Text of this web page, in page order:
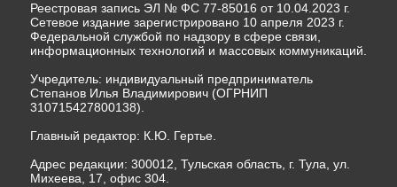
Реестровая запись ЭЛ № ФС 77-85016 от 10.04.2023 г.
Сетевое издание зарегистрировано 10 апреля 2023 г.
Федеральной службой по надзору в сфере связи,
информационных технологий и массовых коммуникаций.
Учредитель: индивидуальный предприниматель
Степанов Илья Владимирович (ОГРНИП
310715427800138).
Главный редактор: К.Ю. Гертье.
Адрес редакции: 300012, Тульская область, г. Тула, ул.
Михеева, 17, офис 304.